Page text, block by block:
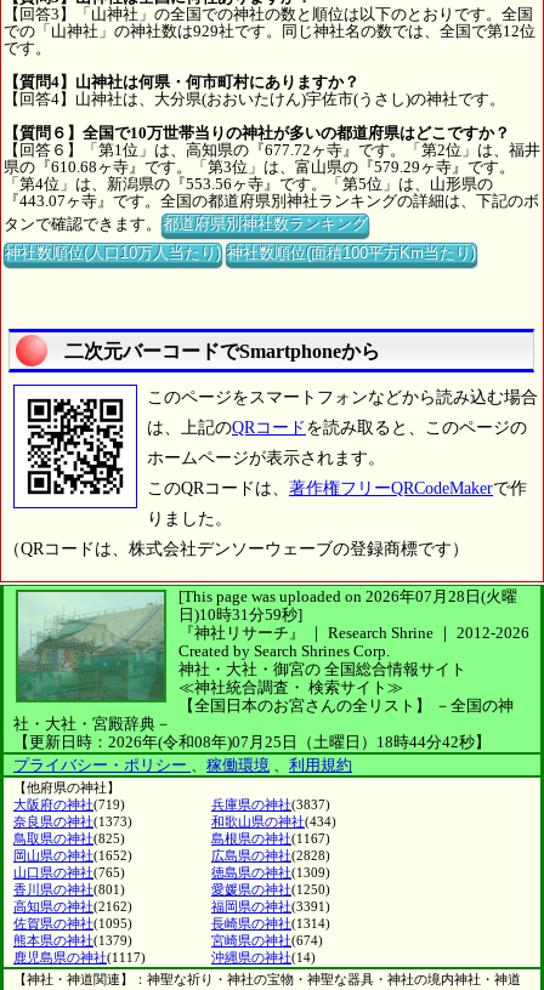
【回答3】「山神社」の全国での神社の数と順位は以下のとおりです。全国
での「山神社」の神社数は929社です。同じ神社名の数では、全国で第12位
です。
【質問4】山神社は何県・何市町村にありますか？
【回答4】山神社は、大分県(おおいたけん)宇佐市(うさし)の神社です。
【質問６】全国で10万世帯当りの神社が多いの都道府県はどこですか？
【回答６】「第1位」は、高知県の『677.72ヶ寺』です。「第2位」は、福井
県の『610.68ヶ寺』です。「第3位」は、富山県の『579.29ヶ寺』です。
「第4位」は、新潟県の『553.56ヶ寺』です。「第5位」は、山形県の
『443.07ヶ寺』です。全国の都道府県別神社ランキングの詳細は、下記のボ
タンで確認できます。都道府県別神社数ランキング
神社数順位(人口10万人当たり) 神社数順位(面積100平方Km当たり)
二次元バーコードでSmartphoneから
このページをスマートフォンなどから読み込む場合
は、上記のQRコード を読み取ると、このページの
ホームページが表示されます。
このQRコードは、 著作権フリーQRCodeMakerで作
りました。
（QRコードは、株式会社デンソーウェーブの登録商標です）
[This page was uploaded on 2026年07月28日(火曜
日)10時31分59秒]
『神社リサーチ』 ｜ Research Shrine ｜ 2012-2026
Created by Search Shrines Corp.
神社・大社・御宮の 全国総合情報サイト
≪神社統合調査・ 検索サイト≫
【全国日本のお宮さんの全リスト】
－全国の神
社・大社・宮殿辞典－
【更新日時：2026年(令和08年)07月25日（土曜日）18時44分42秒】
プライバシー・ポリシー 、 稼働環境 、 利用規約
【他府県の神社】
大阪府の神社(719) 兵庫県の神社(3837)
奈良県の神社(1373) 和歌山県の神社(434)
鳥取県の神社(825) 島根県の神社(1167)
岡山県の神社(1652) 広島県の神社(2828)
山口県の神社(765) 徳島県の神社(1309)
香川県の神社(801) 愛媛県の神社(1250)
高知県の神社(2162) 福岡県の神社(3391)
佐賀県の神社(1095) 長崎県の神社(1314)
熊本県の神社(1379) 宮崎県の神社(674)
鹿児島県の神社(1117) 沖縄県の神社(14)
【神社・神道関連】：神聖な祈り・神社の宝物・神聖な器具・神社の境内神社・神道